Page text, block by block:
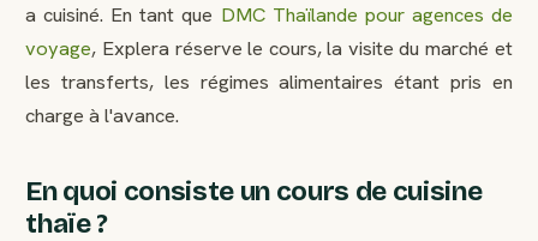
a cuisiné. En tant que DMC Thaïlande pour agences de
voyage, Explera réserve le cours, la visite du marché et
les transferts, les régimes alimentaires étant pris en
charge à l'avance.
En quoi consiste un cours de cuisine
thaïe ?